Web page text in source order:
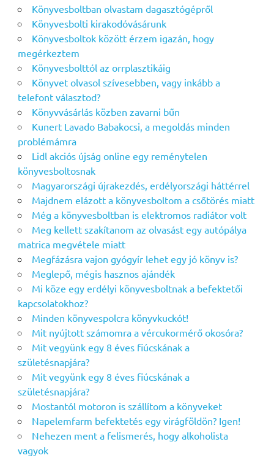
Könyvesboltban olvastam dagasztógépről
Könyvesbolti kirakodóvásárunk
Könyvesboltok között érzem igazán, hogy
megérkeztem
Könyvesbolttól az orrplasztikáig
Könyvet olvasol szívesebben, vagy inkább a
telefont választod?
Könyvvásárlás közben zavarni bűn
Kunert Lavado Babakocsi, a megoldás minden
problémámra
Lidl akciós újság online egy reménytelen
könyvesboltosnak
Magyarországi újrakezdés, erdélyországi háttérrel
Majdnem elázott a könyvesboltom a csőtörés miatt
Még a könyvesboltban is elektromos radiátor volt
Meg kellett szakítanom az olvasást egy autópálya
matrica megvétele miatt
Megfázásra vajon gyógyír lehet egy jó könyv is?
Meglepő, mégis hasznos ajándék
Mi köze egy erdélyi könyvesboltnak a befektetői
kapcsolatokhoz?
Minden könyvespolcra könyvkuckót!
Mit nyújtott számomra a vércukormérő okosóra?
Mit vegyünk egy 8 éves fiúcskának a
születésnapjára?
Mit vegyünk egy 8 éves fiúcskának a
születésnapjára?
Mostantól motoron is szállítom a könyveket
Napelemfarm befektetés egy virágföldön? Igen!
Nehezen ment a felismerés, hogy alkoholista
vagyok